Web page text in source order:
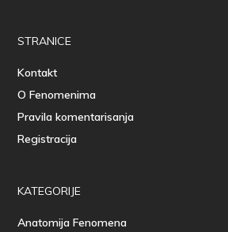
STRANICE
Kontakt
O Fenomenima
Pravila komentarisanja
Registracija
KATEGORIJE
Anatomija Fenomena